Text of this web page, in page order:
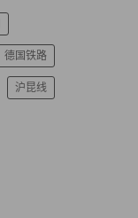
德国铁路
沪昆线